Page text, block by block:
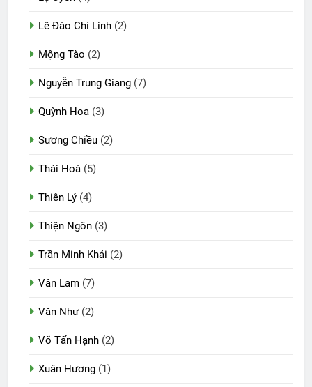
Lê Đào Chí Linh (2)
Mộng Tào (2)
Nguyễn Trung Giang (7)
Quỳnh Hoa (3)
Sương Chiều (2)
Thái Hoà (5)
Thiên Lý (4)
Thiện Ngôn (3)
Trần Minh Khải (2)
Vân Lam (7)
Văn Như(2)
Võ Tấn Hạnh (2)
Xuân Hương (1)